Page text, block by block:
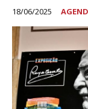
18/06/2025